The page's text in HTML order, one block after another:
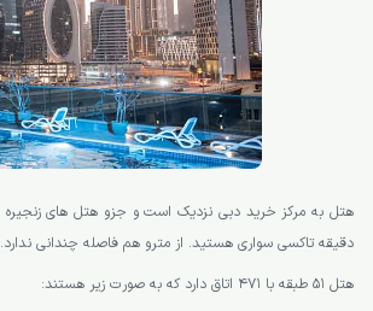
دقیقه تاکسی سواری هستید. از مترو هم فاصله چندانی ندارد.
هتل 51 طبقه با 471 اتاق دارد که به صورت زیر هستند: